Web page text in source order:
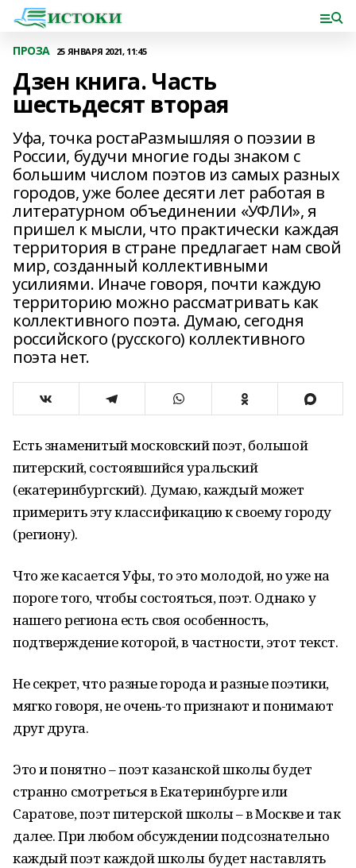
ПРОЗА 25 ЯНВАРЯ 2021, 11:45
Дзен книга. Часть
шестьдесят вторая
Уфа, точка ростаРазмышляя о поэзии в
России, будучи многие годы знаком с
большим числом поэтов из самых разных
городов, уже более десяти лет работая в
литературном объединении «УФЛИ», я
пришел к мысли, что практически каждая
территория в стране предлагает нам свой
мир, созданный коллективными
усилиями. Иначе говоря, почти каждую
территорию можно рассматривать как
коллективного поэта. Думаю, сегодня
российского (русского) коллективного
поэта нет.
Есть знаменитый московский поэт, большой
питерский, состоявшийся уральский
(екатеринбургский). Думаю, каждый может
примерить эту классификацию к своему городу
(региону).
Что же касается Уфы, то это молодой, но уже на
пороге того, чтобы состояться, поэт. Однако у
нашего региона есть своя особенность,
подтверждение которой, в частности, этот текст.
Не секрет, что разные города и разные поэтики,
мягко говоря, не очень-то признают и понимают
друг друга.
Это и понятно – поэт казанской школы будет
странно смотреться в Екатеринбурге или
Саратове, поэт питерской школы – в Москве и так
далее. При любом обсуждении подсознательно
каждый поэт каждой школы будет наставлять